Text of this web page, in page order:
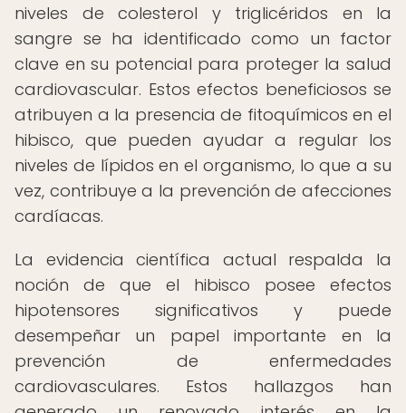
niveles de colesterol y triglicéridos en la
sangre se ha identificado como un factor
clave en su potencial para proteger la salud
cardiovascular. Estos efectos beneficiosos se
atribuyen a la presencia de fitoquímicos en el
hibisco, que pueden ayudar a regular los
niveles de lípidos en el organismo, lo que a su
vez, contribuye a la prevención de afecciones
cardíacas.
La evidencia científica actual respalda la
noción de que el hibisco posee efectos
hipotensores significativos y puede
desempeñar un papel importante en la
prevención de enfermedades
cardiovasculares. Estos hallazgos han